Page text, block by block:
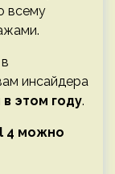
всему
инсайдера
этом году.
4 можно